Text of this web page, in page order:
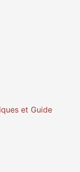
et Guide